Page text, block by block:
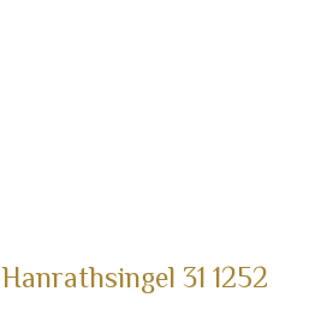
Hanrathsingel 31 1252